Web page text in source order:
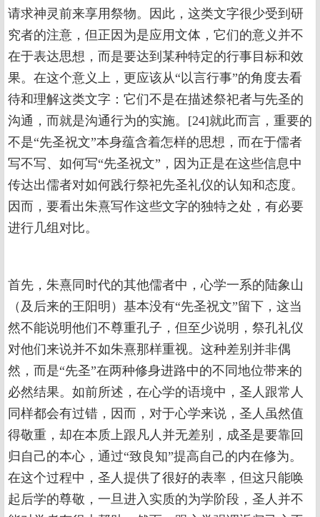
请求神灵前来享用祭物。因此，这类文字很少受到研
究者的注意，但正因为是应用文体，它们的意义并不
在于表达思想，而是要达到某种特定的行事目标和效
果。在这个意义上，更应该从“以言行事”的角度去看
待和理解这类文字：它们不是在描述祭祀者与先圣的
沟通，而就是沟通行为的实施。[24]就此而言，重要的
不是“先圣祝文”本身蕴含着怎样的思想，而在于儒者
写不写、如何写“先圣祝文”，因为正是在这些信息中
传达出儒者对如何践行祭祀先圣礼仪的认知和态度。
因而，要看出朱熹写作这些文字的独特之处，有必要
进行几组对比。
首先，朱熹同时代的其他儒者中，心学一系的陆象山
（及后来的王阳明）基本没有“先圣祝文”留下，这当
然不能说明他们不尊重孔子，但至少说明，祭孔礼仪
对他们来说并不如朱熹那样重视。这种差别并非偶
然，而是“先圣”在两种修身进路中的不同地位带来的
必然结果。如前所述，在心学的语境中，圣人跟常人
同样都会有过错，因而，对于心学来说，圣人虽然值
得敬重，却在本质上跟凡人并无差别，成圣是要靠回
归自己的本心，通过“致良知”提高自己的内在修为。
在这个过程中，圣人提供了很好的表率，但这只能唤
起后学的尊敬，一旦进入实质的为学阶段，圣人并不